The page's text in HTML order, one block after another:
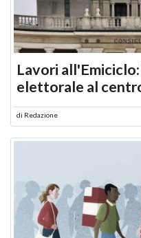
Lavori
elettorale al
di Redazione